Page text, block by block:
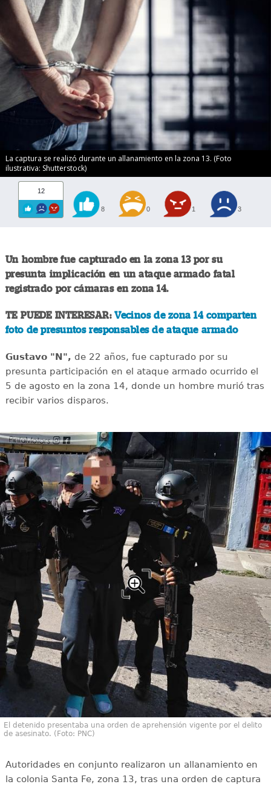
La captura se realizó durante un allanamiento en la zona 13. (Foto
ilustrativa: Shutterstock)
12
8 0 1 3
Un hombre fue capturado en la zona 13 por su
presunta implicación en un ataque armado fatal
registrado por cámaras en zona 14.
TE PUEDE INTERESAR:Vecinos de zona 14 comparten
foto de presuntos responsables de ataque armado
Gustavo "N", de 22 años, fue capturado por su
presunta participación en el ataque armado ocurrido el
5 de agosto en la zona 14, donde un hombre murió tras
recibir varios disparos.
El detenido presentaba una orden de aprehensión vigente por el delito
de asesinato. (Foto: PNC)
Autoridades en conjunto realizaron un allanamiento en
la colonia Santa Fe, zona 13, tras una orden de captura